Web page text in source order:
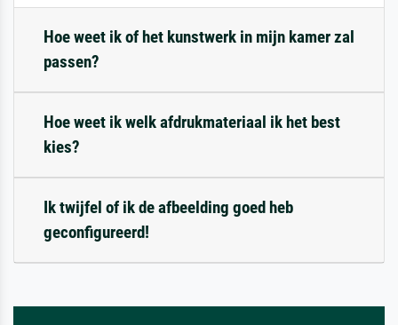
Hoe weet ik of het kunstwerk in mijn kamer zal
passen?
Hoe weet ik welk afdrukmateriaal ik het best
kies?
Ik twijfel of ik de afbeelding goed heb
geconfigureerd!